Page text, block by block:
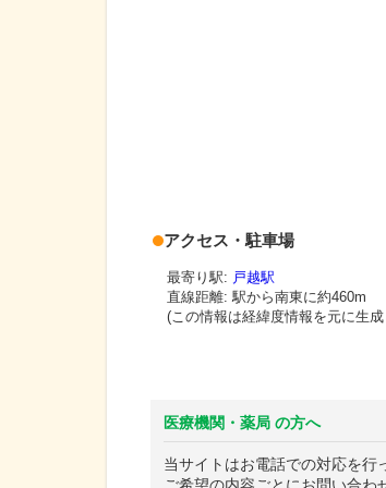
アクセス・駐車場
最寄り駅: 戸越駅
直線距離: 駅から南東に約460m
(この情報は経緯度情報を元に生
医療機関・薬局 の方へ
当サイトはお電話での対応を行